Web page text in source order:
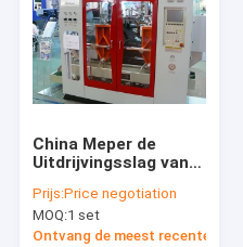
China Meper de
Uitdrijvingsslag van
Tweelingpost het
Vormen Machine
voor Chemisch
Prijs:Price negotiation
MOQ:1 set
Ontvang de meest recente Prijs